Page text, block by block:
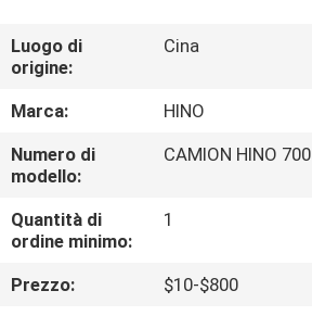
GIRO
DELLA
FABBRICA
CONTROLLO
DI
QUALITÀ
Luogo di
origine:
Cina
Marca:
HINO
Numero di
modello:
CAMION HINO 700
Quantità di
ordine minimo:
1
Prezzo:
$10-$800